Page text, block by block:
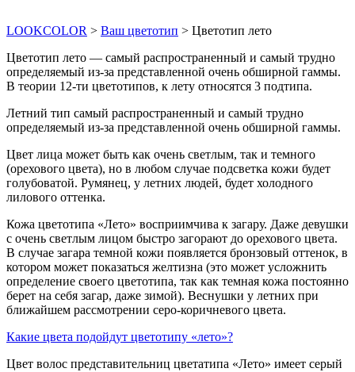
LOOKCOLOR > Ваш цветотип > Цветотип лето
Цветотип лето — самый распространенный и самый трудно
определяемый из-за представленной очень обширной гаммы.
В теории 12-ти цветотипов, к лету относятся 3 подтипа.
Летний тип самый распространенный и самый трудно
определяемый из-за представленной очень обширной гаммы.
Цвет лица может быть как очень светлым, так и темного
(орехового цвета), но в любом случае подсветка кожи будет
голубоватой. Румянец, у летних людей, будет холодного
лилового оттенка.
Кожа цветотипа «Лето» восприимчива к загару. Даже девушки
с очень светлым лицом быстро загорают до орехового цвета.
В случае загара темной кожи появляется бронзовый оттенок, в
котором может показаться желтизна (это может усложнить
определение своего цветотипа, так как темная кожа постоянно
берет на себя загар, даже зимой). Веснушки у летних при
ближайшем рассмотрении серо-коричневого цвета.
Какие цвета подойдут цветотипу «лето»?
Цвет волос представительниц цветатипа «Лето» имеет серый